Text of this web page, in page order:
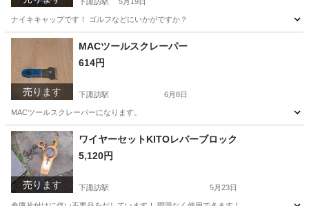
ナイキキャップです！ ゴルフなどにいかがですか？
長野 岡谷市 小物 ナイキ
売ります
MACツールスクレーパー
614円
下諏訪駅 6月8日
MACツールスクレーパーになります。
長野 岡谷市 下諏訪駅 その他 ツール
売ります
ワイヤーセットKITOレバーブロック
5,120円
下諏訪駅 5月23日